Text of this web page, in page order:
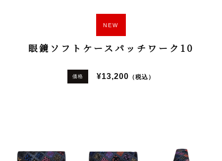
NEW
眼鏡ソフトケースパッチワーク10
価格 ¥13,200 （税込）